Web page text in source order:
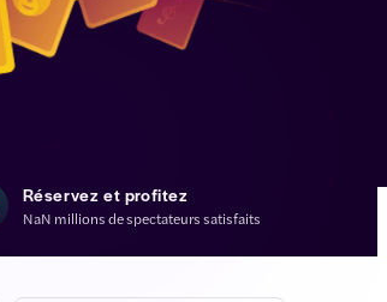
Réservez et profitez
NaN millions de spectateurs satisfaits